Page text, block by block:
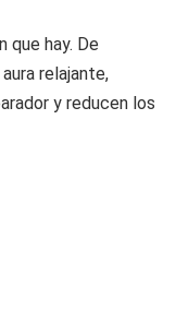
que hay. De
relajante,
y reducen los